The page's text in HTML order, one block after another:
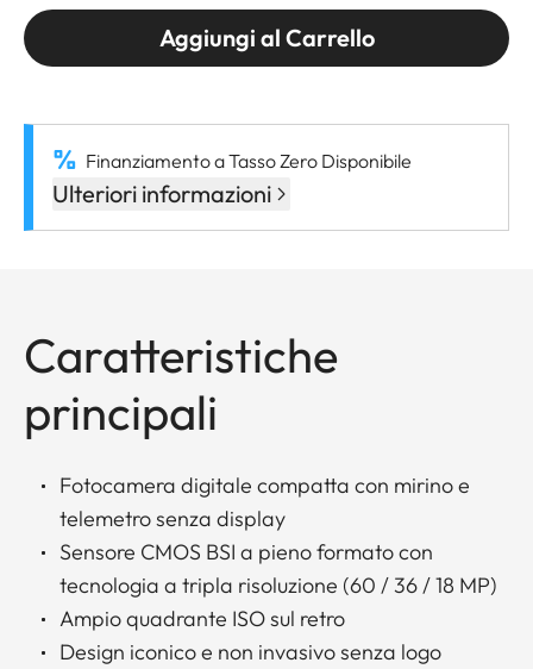
Aggiungi al Carrello
Finanziamento a Tasso Zero Disponibile
Ulteriori informazioni
Caratteristiche
principali
Fotocamera digitale compatta con mirino e
telemetro senza display
Sensore CMOS BSI a pieno formato con
tecnologia a tripla risoluzione (60 / 36 / 18 MP)
Ampio quadrante ISO sul retro
Design iconico e non invasivo senza logo